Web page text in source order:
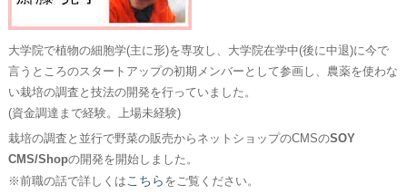
大学院で植物の細胞学(主に形)を専攻し、大学院在学中(後に中退)に今で
言うところのスタートアップの初期メンバーとして参画し、農薬を使わな
い栽培の調査と技法の開発を行っていました。
(資金調達まで経験。上場未経験)
栽培の調査と並行で野菜の販売からネットショップのCMSのSOY
CMS/Shopの開発を開始しました。
※前職の話で詳しくはこちら をご覧ください。